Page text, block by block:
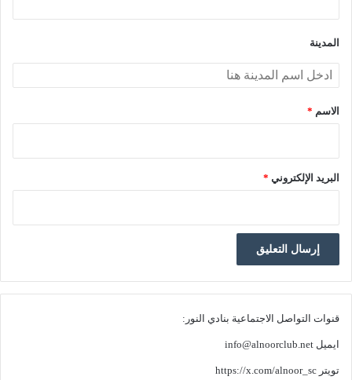
المدينة
الاسم *
البريد الإلكتروني *
قنوات التواصل الاجتماعية بنادي النور:
ايميل info@alnoorclub.net
تويتر https://x.com/alnoor_sc